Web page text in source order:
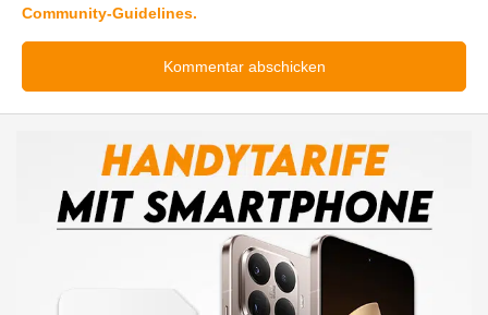
Community-Guidelines.